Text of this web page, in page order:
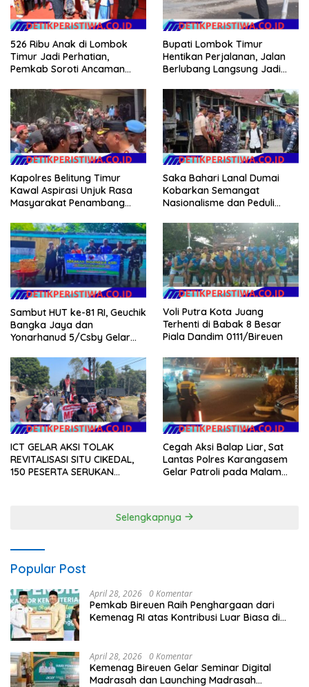
526 Ribu Anak di Lombok
Timur Jadi Perhatian,
Pemkab Soroti Ancaman
Pernikahan Dini
Bupati Lombok Timur
Hentikan Perjalanan, Jalan
Berlubang Langsung Jadi
Kapolres Belitung Timur
Kawal Aspirasi Unjuk Rasa
Masyarakat Penambang
Kantor Operasional PT.Timah
Kecamatan Gantung.
Saka Bahari Lanal Dumai
Kobarkan Semangat
Nasionalisme dan Peduli
Sambut HUT ke-81 RI, Geuchik
Bangka Jaya dan
Yonarhanud 5/Csby Gelar
Gerakan Indonesia Asri
Voli Putra Kota Juang
Terhenti di Babak 8 Besar
Piala Dandim 0111/Bireuen
ICT GELAR AKSI TOLAK
REVITALISASI SITU CIKEDAL,
150 PESERTA SERUKAN
Cegah Aksi Balap Liar, Sat
Lantas Polres Karangasem
Gelar Patroli pada Malam
Selengkapnya
Popular Post
April 28, 2026 0 Komentar
Pemkab Bireuen Raih Penghargaan dari
Kemenag RI atas Kontribusi Luar Biasa di
April 28, 2026 0 Komentar
Kemenag Bireuen Gelar Seminar Digital
Madrasah dan Launching Madrasah